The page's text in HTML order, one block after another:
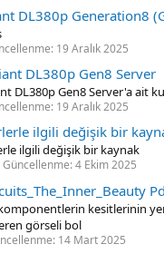
amblem
DL380p Generation8
19 Aralık 2025
amblem
DL380p Gen8 Server
DL380p Gen8 Server'a ait
19 Aralık 2025
amblemilgili değişik bir
ilgili değişik bir kaynak
Güncellenme:4 Ekim 2025
kesitlerinin
görseli bol
14 Mart 2025